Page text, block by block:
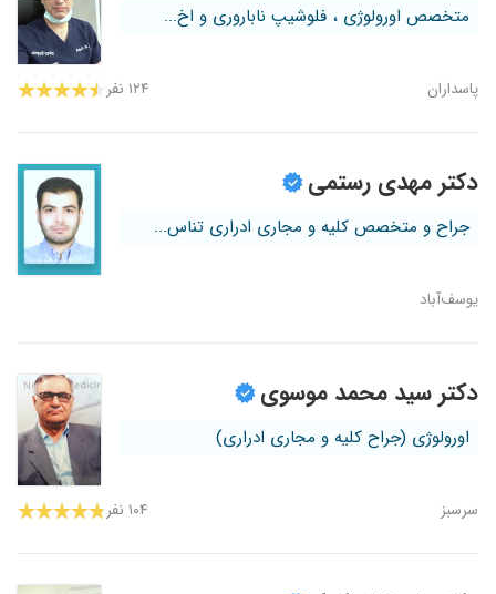
متخصص اورولوژی ، فلوشیپ ناباروری و اخ...
پاسداران ۱۲۴ نفر
دکتر مهدی رستمی
جراح و متخصص کلیه و مجاری ادراری تناس...
یوسف‌آباد
دکتر سید محمد موسوی
اورولوژی (جراح کلیه و مجاری ادراری)
سرسبز ۱۰۴ نفر